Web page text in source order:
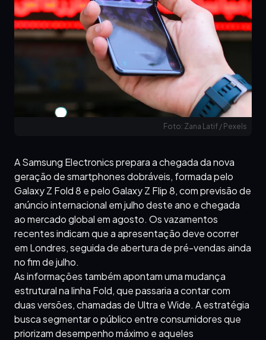
Foto: Zana Latif / Pexels
A Samsung Electronics prepara a chegada da nova
geração de smartphones dobráveis, formada pelo
Galaxy Z Fold 8 e pelo Galaxy Z Flip 8, com previsão de
anúncio internacional em julho deste ano e chegada
ao mercado global em agosto. Os vazamentos
recentes indicam que a apresentação deve ocorrer
em Londres, seguida de abertura de pré-vendas ainda
no fim de julho.
As informações também apontam uma mudança
estrutural na linha Fold, que passaria a contar com
duas versões, chamadas de Ultra e Wide. A estratégia
busca segmentar o público entre consumidores que
priorizam desempenho máximo e aqueles